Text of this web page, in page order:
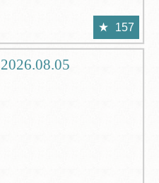
157
2026.08.05